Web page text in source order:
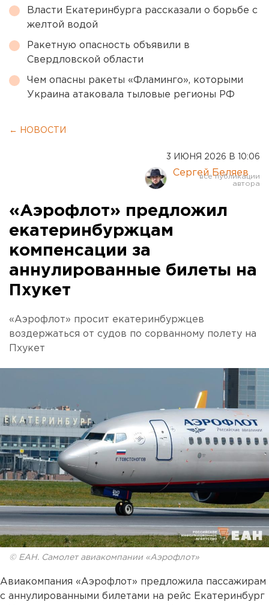
Власти Екатеринбурга рассказали о борьбе с
желтой водой
Ракетную опасность объявили в
Свердловской области
Чем опасны ракеты «Фламинго», которыми
Украина атаковала тыловые регионы РФ
← НОВОСТИ
3 ИЮНЯ 2026 В 10:06
Сергей Беляев
«Аэрофлот» предложил
екатеринбуржцам
компенсации за
аннулированные билеты на
Пхукет
«Аэрофлот» просит екатеринбуржцев
воздержаться от судов по сорванному полету на
Пхукет
© ЕАН. Самолет авиакомпании «Аэрофлот»
Авиакомпания «Аэрофлот» предложила пассажирам
с аннулированными билетами на рейс Екатеринбург